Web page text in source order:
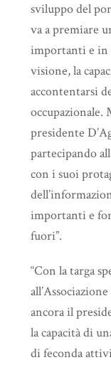
sviluppo del
va a premiare
importanti e in
visione, la
accontentarsi
occupazionale.
presidente
partecipando
con i suoi
importanti e
fuori”.
“Con la targa
ancora il
la capacità di
di feconda